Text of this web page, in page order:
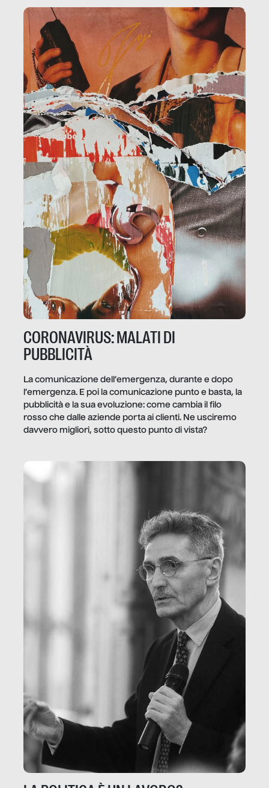
CORONAVIRUS: MALATI DI
PUBBLICITÀ
La comunicazione dell’emergenza, durante e dopo
l’emergenza. E poi la comunicazione punto e basta, la
pubblicità e la sua evoluzione: come cambia il filo
rosso che dalle aziende porta ai clienti. Ne usciremo
davvero migliori, sotto questo punto di vista?